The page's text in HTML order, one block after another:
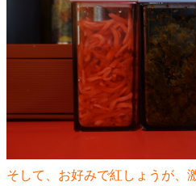
そして、お好みで紅しょうが、